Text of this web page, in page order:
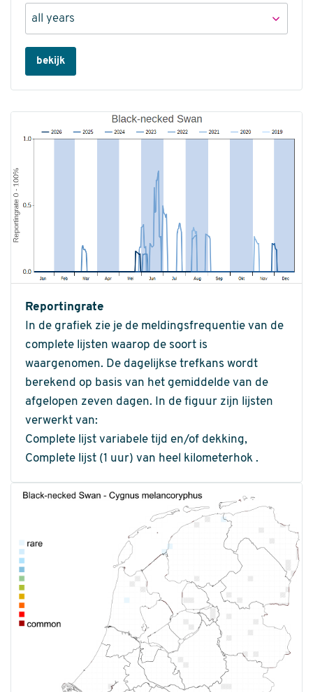
bekijk
Reportingrate
In de grafiek zie je de meldingsfrequentie van de
complete lijsten waarop de soort is
waargenomen. De dagelijkse trefkans wordt
berekend op basis van het gemiddelde van de
afgelopen zeven dagen. In de figuur zijn lijsten
verwerkt van:
Complete lijst variabele tijd en/of dekking,
Complete lijst (1 uur) van heel kilometerhok .